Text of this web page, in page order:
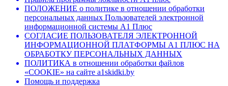
ПОЛОЖЕНИЕ о политике в отношении обработки
персональных данных Пользователей электронной
информационной системы А1 Плюс
СОГЛАСИЕ ПОЛЬЗОВАТЕЛЯ ЭЛЕКТРОННОЙ
ИНФОРМАЦИОННОЙ ПЛАТФОРМЫ А1 ПЛЮС НА
ОБРАБОТКУ ПЕРСОНАЛЬНЫХ ДАННЫХ
ПОЛИТИКА в отношении обработки файлов
«COOKIE» на сайте a1skidki.by
Помощь и поддержка